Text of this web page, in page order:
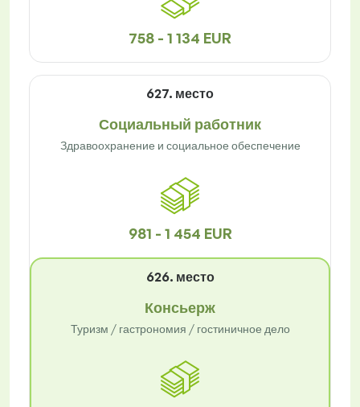
758 - 1 134 EUR
627. место
Социальный работник
Здравоохранение и социальное обеспечение
981 - 1 454 EUR
626. место
Консьерж
Туризм / гастрономия / гостиничное дело